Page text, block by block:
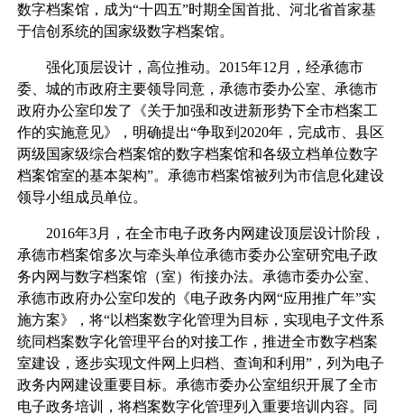
数字档案馆，成为“十四五”时期全国首批、河北省首家基
于信创系统的国家级数字档案馆。
强化顶层设计，高位推动。2015年12月，经承德市
委、城的市政府主要领导同意，承德市委办公室、承德市
政府办公室印发了《关于加强和改进新形势下全市档案工
作的实施意见》，明确提出“争取到2020年，完成市、县区
两级国家级综合档案馆的数字档案馆和各级立档单位数字
档案馆室的基本架构”。承德市档案馆被列为市信息化建设
领导小组成员单位。
2016年3月，在全市电子政务内网建设顶层设计阶段，
承德市档案馆多次与牵头单位承德市委办公室研究电子政
务内网与数字档案馆（室）衔接办法。承德市委办公室、
承德市政府办公室印发的《电子政务内网“应用推广年”实
施方案》，将“以档案数字化管理为目标，实现电子文件系
统同档案数字化管理平台的对接工作，推进全市数字档案
室建设，逐步实现文件网上归档、查询和利用”，列为电子
政务内网建设重要目标。承德市委办公室组织开展了全市
电子政务培训，将档案数字化管理列入重要培训内容。同